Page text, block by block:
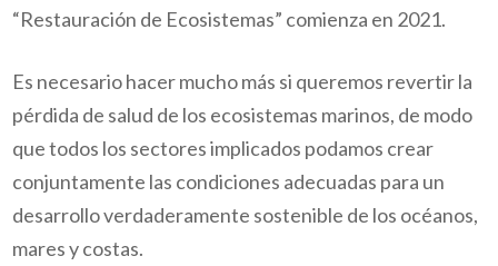
“Restauración de Ecosistemas” comienza en 2021.
Es necesario hacer mucho más si queremos revertir la
pérdida de salud de los ecosistemas marinos, de modo
que todos los sectores implicados podamos crear
conjuntamente las condiciones adecuadas para un
desarrollo verdaderamente sostenible de los océanos,
mares y costas.